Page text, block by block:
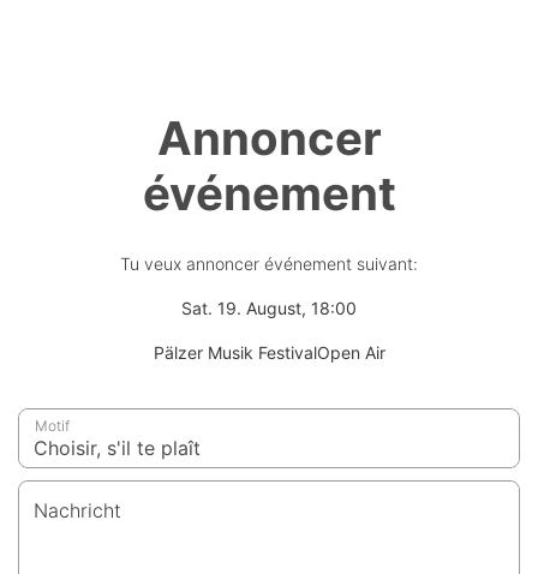
Annoncer
événement
Tu veux annoncer événement suivant:
Sat. 19. August, 18:00
Pälzer Musik FestivalOpen Air
Motif
Nachricht